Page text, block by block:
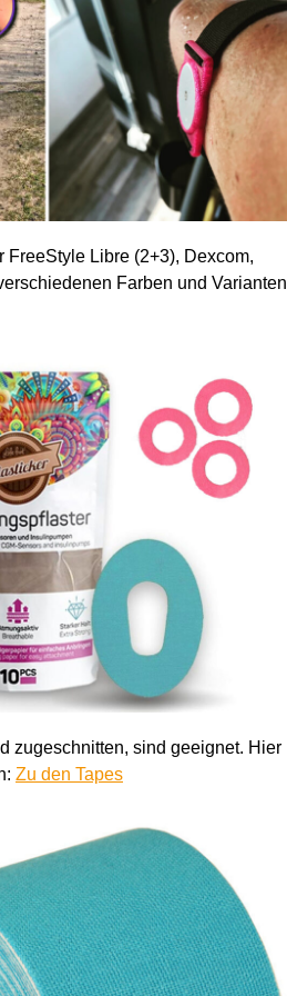
Libre (2+3), Dexcom,
Farben und Varianten
zugeschnitten, sind geeignet. Hier
Zu den Tapes